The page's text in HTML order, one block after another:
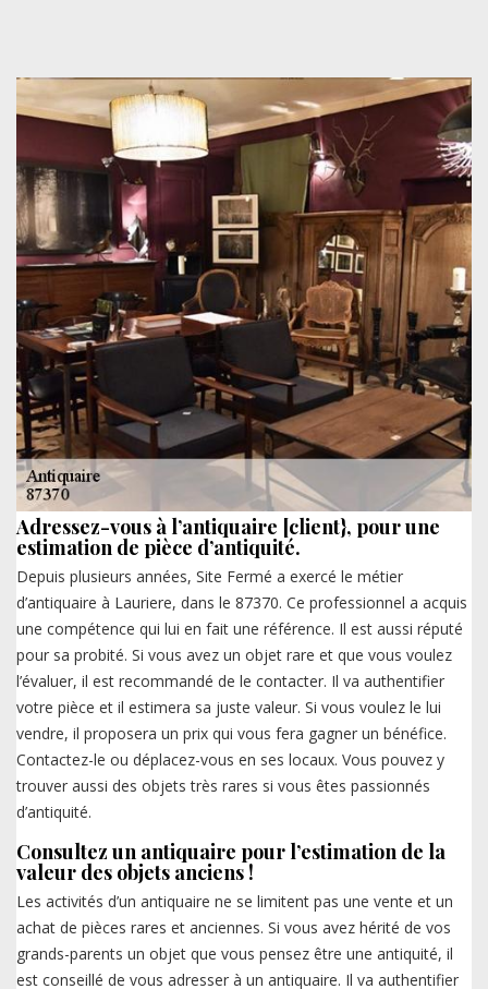
Adressez-vous à l’antiquaire [client}, pour une
estimation de pièce d’antiquité.
Depuis plusieurs années, Site Fermé a exercé le métier
d’antiquaire à Lauriere, dans le 87370. Ce professionnel a acquis
une compétence qui lui en fait une référence. Il est aussi réputé
pour sa probité. Si vous avez un objet rare et que vous voulez
l’évaluer, il est recommandé de le contacter. Il va authentifier
votre pièce et il estimera sa juste valeur. Si vous voulez le lui
vendre, il proposera un prix qui vous fera gagner un bénéfice.
Contactez-le ou déplacez-vous en ses locaux. Vous pouvez y
trouver aussi des objets très rares si vous êtes passionnés
d’antiquité.
Consultez un antiquaire pour l’estimation de la
valeur des objets anciens !
Les activités d’un antiquaire ne se limitent pas une vente et un
achat de pièces rares et anciennes. Si vous avez hérité de vos
grands-parents un objet que vous pensez être une antiquité, il
est conseillé de vous adresser à un antiquaire. Il va authentifier